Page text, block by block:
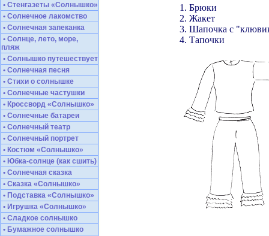
• Стенгазеты «Солнышко»
• Солнечное лакомство
• Солнечная запеканка
• Солнце, лето, море,
пляж
• Солнышко путешествует
• Солнечная песня
• Стихи о солнышке
• Солнечные частушки
• Кроссворд «Солнышко»
• Солнечные батареи
• Солнечный театр
• Солнечный портрет
• Костюм «Солнышко»
• Юбка-солнце (как сшить)
• Солнечная сказка
• Сказка «Солнышко»
• Подставка «Солнышко»
• Игрушка «Солнышко»
• Сладкое солнышко
• Бумажное солнышко
1. Брюки
2. Жакет
3. Шапочка с
4. Тапочки